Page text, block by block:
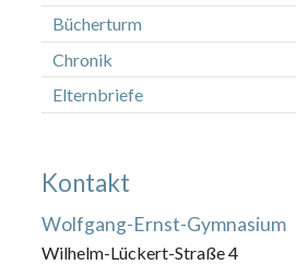
Bücherturm
Chronik
Elternbriefe
Kontakt
Wolfgang-Ernst-Gymnasium
Wilhelm-Lückert-Straße 4